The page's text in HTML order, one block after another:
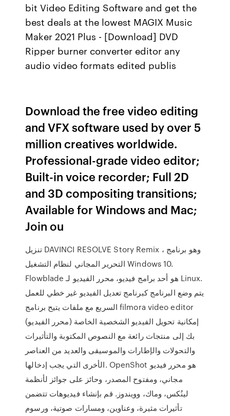
bit Video Editing Software and get the
best deals at the lowest MAGIX Music
Maker 2021 Plus - [Download] DVD
Ripper burner converter editor any
audio video formats edited publis
Download the free video editing
and VFX software used by over 5
million creatives worldwide.
Professional-grade video editor;
Built-in voice recorder; Full 2D
and 3D compositing transitions;
Available for Windows and Mac;
Join ou
تنزيل DAVINCI RESOLVE Story Remix ، وهو برنامج
التحرير المجاني لنظام التشغيل Windows 10.
Flowblade هو أحد برامج فيديو، محرر الفيديو لـ Linux.
يتم وضع البرنامج كبرنامج تعديل الفيديو غير خطي للعمل
السريع مع ملفات يتيح برنامج filmora video editor
(محرر الفيديو) إمكانية تحويل الفيديو الشخصية الخاصة
بك إلى منتجات رائعة مع النصوص المكتوبة والتأثيرات
والتحولات والإطارات والموسيقى والعديد من العناصر
الأخرى التي يجب إدخالها. OpenShot هو محرر فيديو
مجاني، ومفتوح المصدر، وحائز على جوائز لأنظمة
لينُكس، وماك، وويندوز. قم بإنشاء فيديوهات تتضمن
تأثيرات مثيرة، وعناوين، ومسارات صوتية، ورسوم